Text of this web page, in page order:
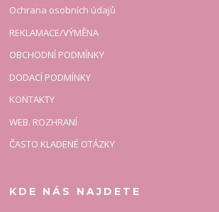
Ochrana osobních údajů
REKLAMACE/VÝMĚNA
OBCHODNÍ PODMÍNKY
DODACÍ PODMÍNKY
KONTAKTY
WEB. ROZHRANÍ
ČASTO KLADENÉ OTÁZKY
KDE NÁS NAJDETE